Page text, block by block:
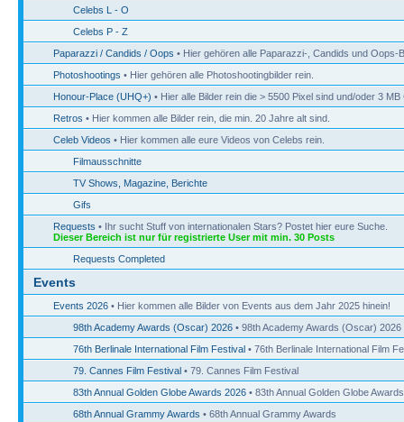
Celebs L - O
Celebs P - Z
Paparazzi / Candids / Oops • Hier gehören alle Paparazzi-, Candids und Oops-
Photoshootings • Hier gehören alle Photoshootingbilder rein.
Honour-Place (UHQ+) • Hier alle Bilder rein die > 5500 Pixel sind und/oder 3
Retros • Hier kommen alle Bilder rein, die min. 20 Jahre alt sind.
Celeb Videos • Hier kommen alle eure Videos von Celebs rein.
Filmausschnitte
TV Shows, Magazine, Berichte
Gifs
Requests • Ihr sucht Stuff von internationalen Stars? Postet hier eure Suche.
Dieser Bereich ist nur für registrierte User mit min. 30 Posts
Requests Completed
Events
Events 2026 • Hier kommen alle Bilder von Events aus dem Jahr 2025 hinein!
98th Academy Awards (Oscar) 2026 • 98th Academy Awards (Oscar) 2026
76th Berlinale International Film Festival • 76th Berlinale International Film
79. Cannes Film Festival • 79. Cannes Film Festival
83th Annual Golden Globe Awards 2026 • 83th Annual Golden Globe
68th Annual Grammy Awards • 68th Annual Grammy Awards